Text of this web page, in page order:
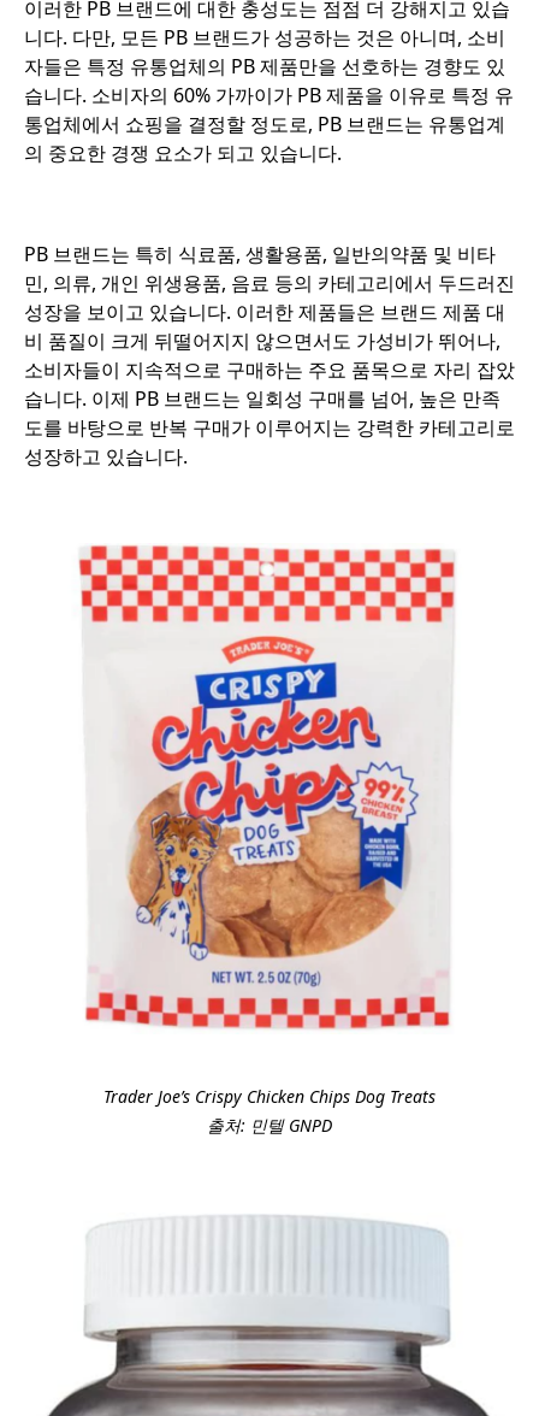
이러한 PB 브랜드에 대한 충성도는 점점 더 강해지고 있습
니다. 다만, 모든 PB 브랜드가 성공하는 것은 아니며, 소비
자들은 특정 유통업체의 PB 제품만을 선호하는 경향도 있
습니다. 소비자의 60% 가까이가 PB 제품을 이유로 특정 유
통업체에서 쇼핑을 결정할 정도로, PB 브랜드는 유통업계
의 중요한 경쟁 요소가 되고 있습니다.
PB 브랜드는 특히 식료품, 생활용품, 일반의약품 및 비타
민, 의류, 개인 위생용품, 음료 등의 카테고리에서 두드러진
성장을 보이고 있습니다. 이러한 제품들은 브랜드 제품 대
비 품질이 크게 뒤떨어지지 않으면서도 가성비가 뛰어나,
소비자들이 지속적으로 구매하는 주요 품목으로 자리 잡았
습니다. 이제 PB 브랜드는 일회성 구매를 넘어, 높은 만족
도를 바탕으로 반복 구매가 이루어지는 강력한 카테고리로
성장하고 있습니다.
Trader Joe’s Crispy Chicken Chips Dog Treats
출처: 민텔 GNPD